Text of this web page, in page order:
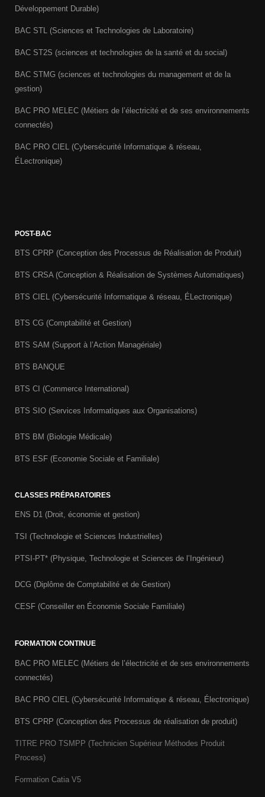
Développement Durable)
BAC STL (Sciences et Technologies de Laboratoire)
BAC ST2S (sciences et technologies de la santé et du social)
BAC STMG (sciences et technologies du management et de la
gestion)
BAC PRO MELEC (Métiers de l’électricité et de ses environnements
connectés)
BAC PRO CIEL (Cybersécurité Informatique & réseau,
ÉLectronique)
POST-BAC
BTS CPRP (Conception des Processus de Réalisation de Produit)
BTS CRSA (Conception & Réalisation de Systèmes Automatiques)
BTS CIEL (Cybersécurité Informatique & réseau, ÉLectronique)
BTS CG (Comptabilité et Gestion)
BTS SAM (Support à l’Action Managériale)
BTS BANQUE
BTS CI (Commerce International)
BTS SIO (Services Informatiques aux Organisations)
BTS BM (Biologie Médicale)
BTS ESF (Economie Sociale et Familiale)
CLASSES PRÉPARATOIRES
ENS D1 (Droit, économie et gestion)
TSI (Technologie et Sciences Industrielles)
PTSI-PT* (Physique, Technologie et Sciences de l’Ingénieur)
DCG (Diplôme de Comptabilité et de Gestion)
CESF (Conseiller en Économie Sociale Familiale)
FORMATION CONTINUE
BAC PRO MELEC (Métiers de l’électricité et de ses environnements
connectés)
BAC PRO CIEL (Cybersécurité Informatique & réseau, Électronique)
BTS CPRP (Conception des Processus de réalisation de produit)
TITRE PRO TSMPP (Technicien Supérieur Méthodes Produit
Process)
Formation Catia V5